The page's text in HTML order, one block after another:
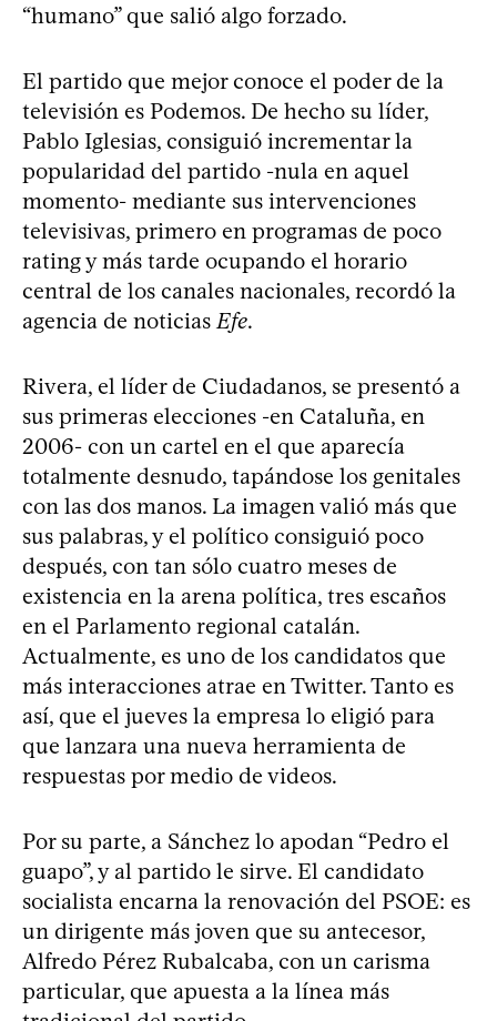
“humano” que salió algo forzado.
El partido que mejor conoce el poder de la
televisión es Podemos. De hecho su líder,
Pablo Iglesias, consiguió incrementar la
popularidad del partido -nula en aquel
momento- mediante sus intervenciones
televisivas, primero en programas de poco
rating y más tarde ocupando el horario
central de los canales nacionales, recordó la
agencia de noticias Efe.
Rivera, el líder de Ciudadanos, se presentó a
sus primeras elecciones -en Cataluña, en
2006- con un cartel en el que aparecía
totalmente desnudo, tapándose los genitales
con las dos manos. La imagen valió más que
sus palabras, y el político consiguió poco
después, con tan sólo cuatro meses de
existencia en la arena política, tres escaños
en el Parlamento regional catalán.
Actualmente, es uno de los candidatos que
más interacciones atrae en Twitter. Tanto es
así, que el jueves la empresa lo eligió para
que lanzara una nueva herramienta de
respuestas por medio de videos.
Por su parte, a Sánchez lo apodan “Pedro el
guapo”, y al partido le sirve. El candidato
socialista encarna la renovación del PSOE: es
un dirigente más joven que su antecesor,
Alfredo Pérez Rubalcaba, con un carisma
particular, que apuesta a la línea más